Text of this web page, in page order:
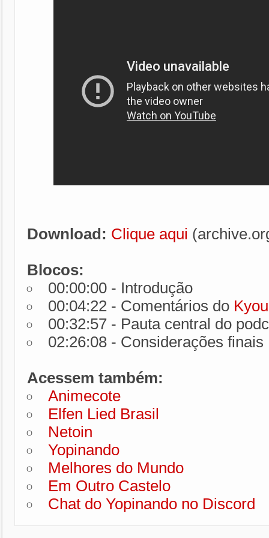
Download: Clique aqui
Blocos:
00:00:00 - Introdução
00:04:22 - Comentários do
00:32:57 - Pauta central do
02:26:08 - Considerações finais
Acessem também:
Animecote
Elfen Lied Brasil
Netoin
Yopinando
Melhores do Mundo
Em Outro Castelo
Chat do Yopinando no Discord